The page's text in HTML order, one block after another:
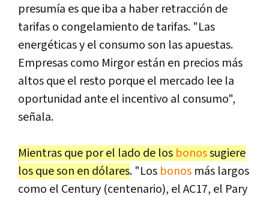
presumía es que iba a haber retracción de
tarifas o congelamiento de tarifas. "Las
energéticas y el consumo son las apuestas.
Empresas como Mirgor están en precios más
altos que el resto porque el mercado lee la
oportunidad ante el incentivo al consumo",
señala.
Mientras que por el lado de los bonossugiere
los que son en dólares. "Los bonos más largos
como el Century (centenario), el AC17, el Pary